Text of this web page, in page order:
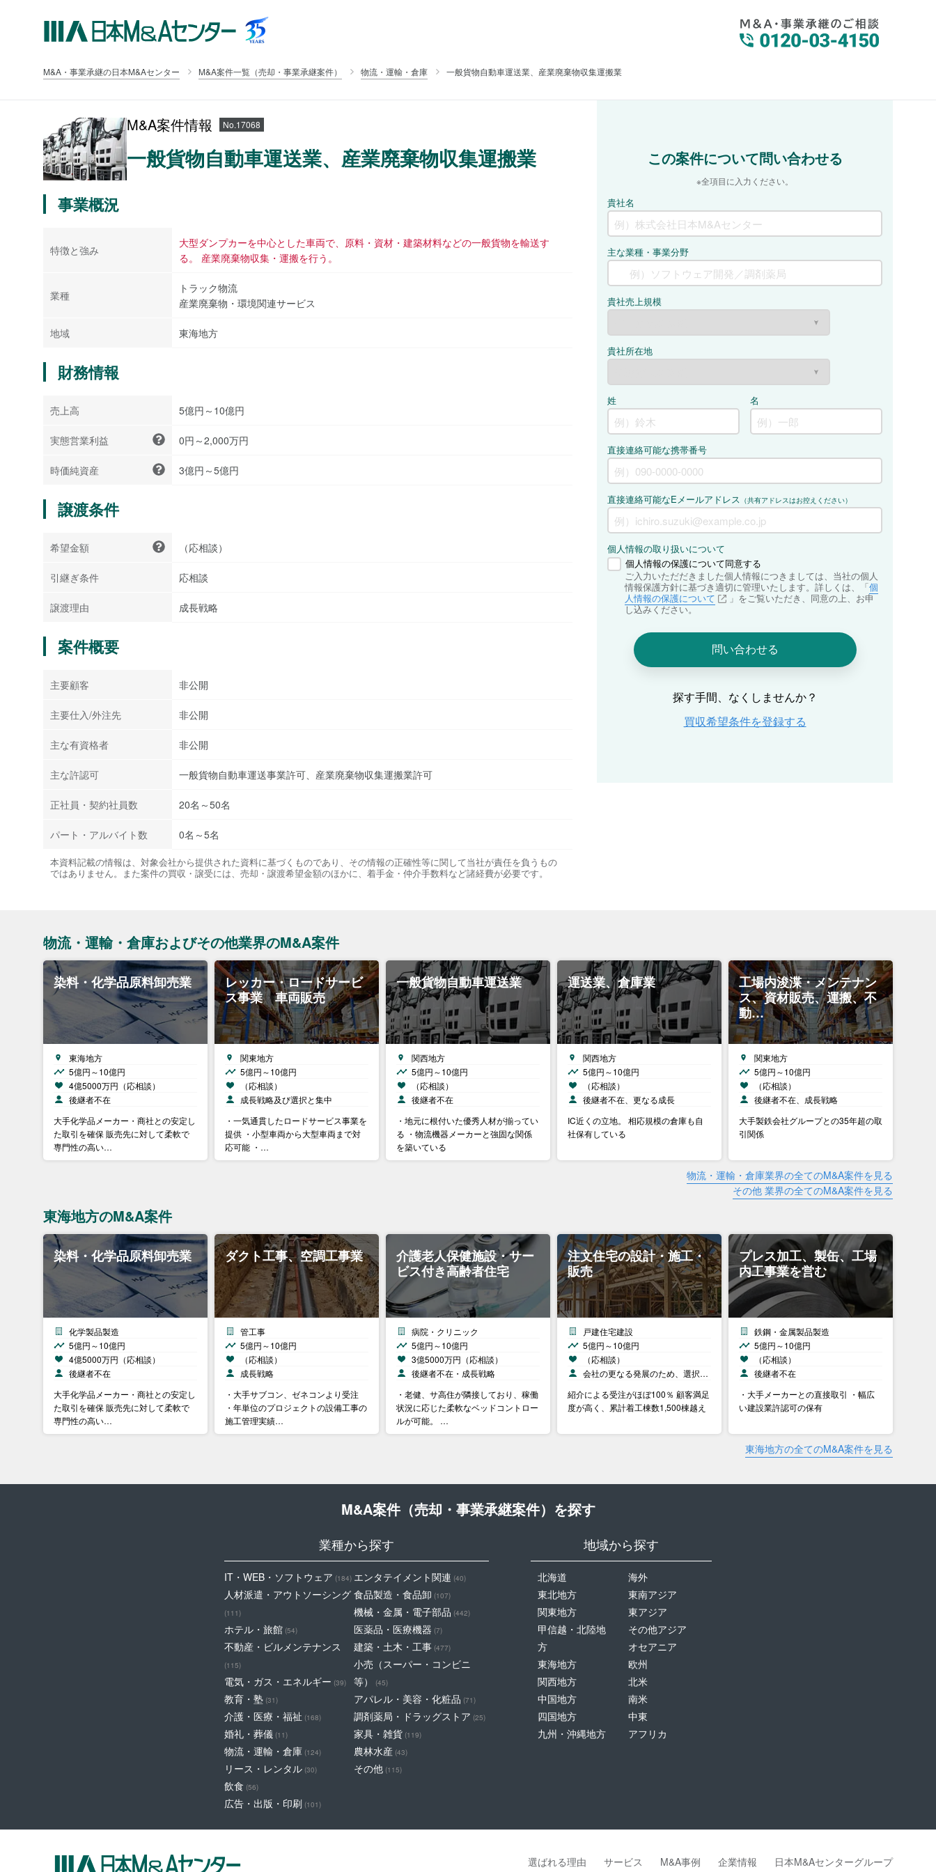
M&A・事業承継の日本M&Aセンター M&A案件一覧（売却・事業承継案件） 物流・運輸・倉庫 一般貨物自動車運送業、産業廃棄物収集運搬業
M&A案件情報 No.17068
一般貨物自動車運送業、産業廃棄物収集運搬業
事業概況
特徴と強み
大型ダンプカーを中心とした車両で、原料・資材・建築材料などの一般貨物を輸送す
る。 産業廃棄物収集・運搬を行う。
業種
トラック物流
産業廃棄物・環境関連サービス
地域 東海地方
財務情報
売上高 5億円～10億円
実態営業利益 0円～2,000万円
時価純資産 3億円～5億円
譲渡条件
希望金額 （応相談）
引継ぎ条件 応相談
譲渡理由 成長戦略
案件概要
主要顧客 非公開
主要仕入/外注先 非公開
主な有資格者 非公開
主な許認可 一般貨物自動車運送事業許可、産業廃棄物収集運搬業許可
正社員・契約社員数 20名～50名
パート・アルバイト数 0名～5名
本資料記載の情報は、対象会社から提供された資料に基づくものであり、その情報の正確性等に関して当社が責任を負うもの
ではありません。また案件の買収・譲受には、売却・譲渡希望金額のほかに、着手金・仲介手数料など諸経費が必要です。
物流・運輸・倉庫およびその他業界のM&A案件
染料・化学品原料卸売業
東海地方
5億円～10億円
4億5000万円（応相談）
後継者不在
大手化学品メーカー・商社との安定し
た取引を確保 販売先に対して柔軟で
専門性の高い…
レッカー・ロードサービ
ス事業 車両販売
関東地方
5億円～10億円
（応相談）
成長戦略及び選択と集中
・一気通貫したロードサービス事業を
提供 ・小型車両から大型車両まで対
応可能 ・…
一般貨物自動車運送業
関西地方
5億円～10億円
（応相談）
後継者不在
・地元に根付いた優秀人材が揃ってい
る ・物流機器メーカーと強固な関係
を築いている
運送業、倉庫業
関西地方
5億円～10億円
（応相談）
後継者不在、更なる成長
IC近くの立地。 相応規模の倉庫も自
社保有している
工場内浚渫・メンテナン
ス、資材販売、運搬、不
動…
関東地方
5億円～10億円
（応相談）
後継者不在、成長戦略
大手製鉄会社グループとの35年超の取
引関係
物流・運輸・倉庫業界の全てのM&A案件を見る
その他 業界の全てのM&A案件を見る
東海地方のM&A案件
染料・化学品原料卸売業
化学製品製造
5億円～10億円
4億5000万円（応相談）
後継者不在
大手化学品メーカー・商社との安定し
た取引を確保 販売先に対して柔軟で
専門性の高い…
ダクト工事、空調工事業
管工事
5億円～10億円
（応相談）
成長戦略
・大手サブコン、ゼネコンより受注
・年単位のプロジェクトの設備工事の
施工管理実績…
介護老人保健施設・サー
ビス付き高齢者住宅
病院・クリニック
5億円～10億円
3億5000万円（応相談）
後継者不在・成長戦略
・老健、サ高住が隣接しており、稼働
状況に応じた柔軟なベッドコントロー
ルが可能。 …
注文住宅の設計・施工・
販売
戸建住宅建設
5億円～10億円
（応相談）
会社の更なる発展のため、選択…
紹介による受注がほぼ100％ 顧客満足
度が高く、累計着工棟数1,500棟越え
プレス加工、製缶、工場
内工事業を営む
鉄鋼・金属製品製造
5億円～10億円
（応相談）
後継者不在
・大手メーカーとの直接取引 ・幅広
い建設業許認可の保有
東海地方の全てのM&A案件を見る
M&A案件（売却・事業承継案件）を探す
業種から探す
IT・WEB・ソフトウェア (184)
人材派遣・アウトソーシング
(111)
ホテル・旅館 (54)
不動産・ビルメンテナンス
(115)
電気・ガス・エネルギー (39)
教育・塾 (31)
介護・医療・福祉 (168)
婚礼・葬儀 (11)
物流・運輸・倉庫 (124)
リース・レンタル (30)
飲食 (56)
広告・出版・印刷 (101)
エンタテイメント関連 (40)
食品製造・食品卸 (107)
機械・金属・電子部品 (442)
医薬品・医療機器 (7)
建築・土木・工事 (477)
小売（スーパー・コンビニ
等）
(45)
アパレル・美容・化粧品 (71)
調剤薬局・ドラッグストア (25)
家具・雑貨 (119)
農林水産 (43)
その他 (115)
地域から探す
北海道
東北地方
関東地方
甲信越・北陸地
方
東海地方
関西地方
中国地方
四国地方
九州・沖縄地方
海外
東南アジア
東アジア
その他アジア
オセアニア
欧州
北米
南米
中東
アフリカ
選ばれる理由 サービス M&A事例 企業情報 日本M&Aセンターグループ